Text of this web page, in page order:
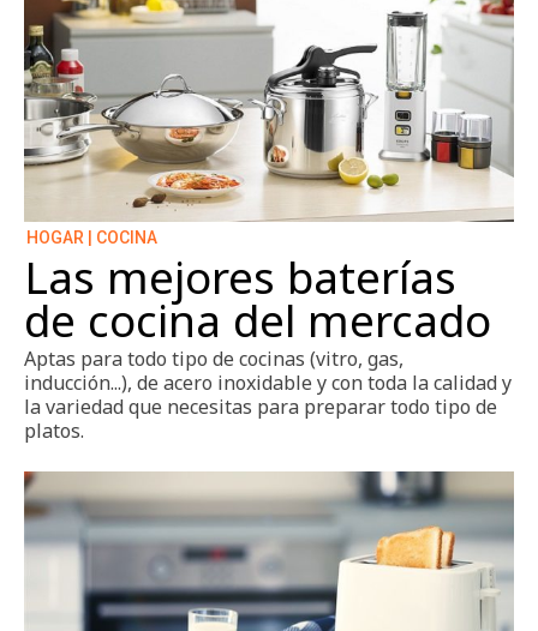
HOGAR | COCINA
Las mejores baterías
de cocina del mercado
Aptas para todo tipo de cocinas (vitro, gas,
inducción...), de acero inoxidable y con toda la calidad y
la variedad que necesitas para preparar todo tipo de
platos.